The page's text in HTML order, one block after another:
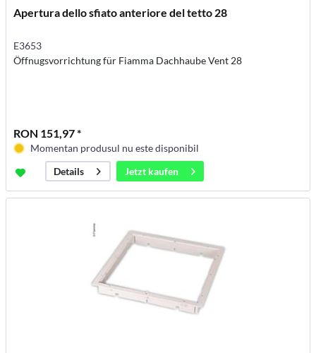
Apertura dello sfiato anteriore del tetto 28
E3653
Öffnugsvorrichtung für Fiamma Dachhaube Vent 28
RON 151,97 *
Momentan produsul nu este disponibil
Details
Jetzt kaufen